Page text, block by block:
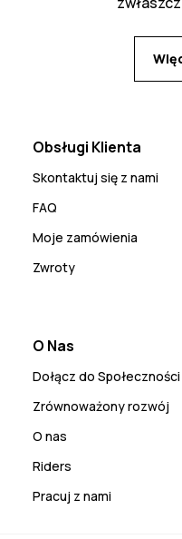
Obsługi Klienta
Skontaktuj się z nami
FAQ
Moje zamówienia
Zwroty
O Nas
Dołącz do Społeczności
Zrównoważony rozwój
O nas
Riders
Pracuj z nami